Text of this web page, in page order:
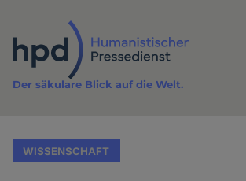
Inhalt
Der säkulare Blick auf die Welt.
WISSENSCHAFT